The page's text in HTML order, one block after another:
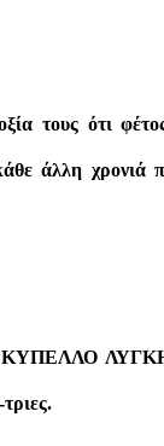
τους ότι
άλλη χρονιά
ΚΥΠΕΛΛΟ